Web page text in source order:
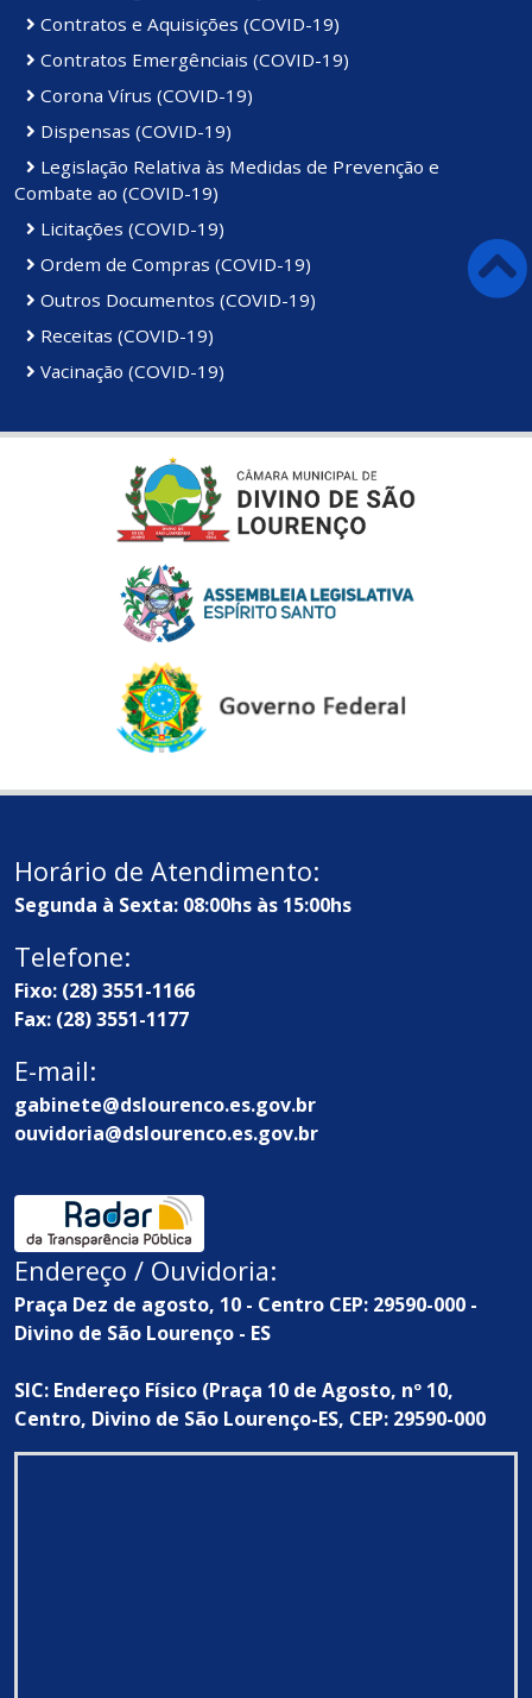
Contratos e Aquisições (COVID-19)
Contratos Emergênciais (COVID-19)
Corona Vírus (COVID-19)
Dispensas (COVID-19)
Legislação Relativa às Medidas de Prevenção e
Combate ao (COVID-19)
Licitações (COVID-19)
Ordem de Compras (COVID-19)
Outros Documentos (COVID-19)
Receitas (COVID-19)
Vacinação (COVID-19)
Horário de Atendimento:
Segunda à Sexta: 08:00hs às 15:00hs
Telefone:
Fixo: (28) 3551-1166
Fax: (28) 3551-1177
E-mail:
gabinete@dslourenco.es.gov.br
ouvidoria@dslourenco.es.gov.br
Endereço / Ouvidoria:
Praça Dez de agosto, 10 - Centro CEP: 29590-000 -
Divino de São Lourenço - ES
SIC: Endereço Físico (Praça 10 de Agosto, nº 10,
Centro, Divino de São Lourenço-ES, CEP: 29590-000